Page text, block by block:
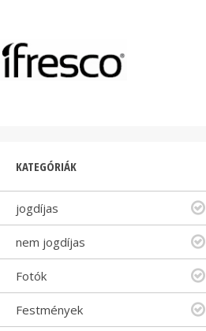
KATEGÓRIÁK
jogdíjas
nem jogdíjas
Fotók
Festmények